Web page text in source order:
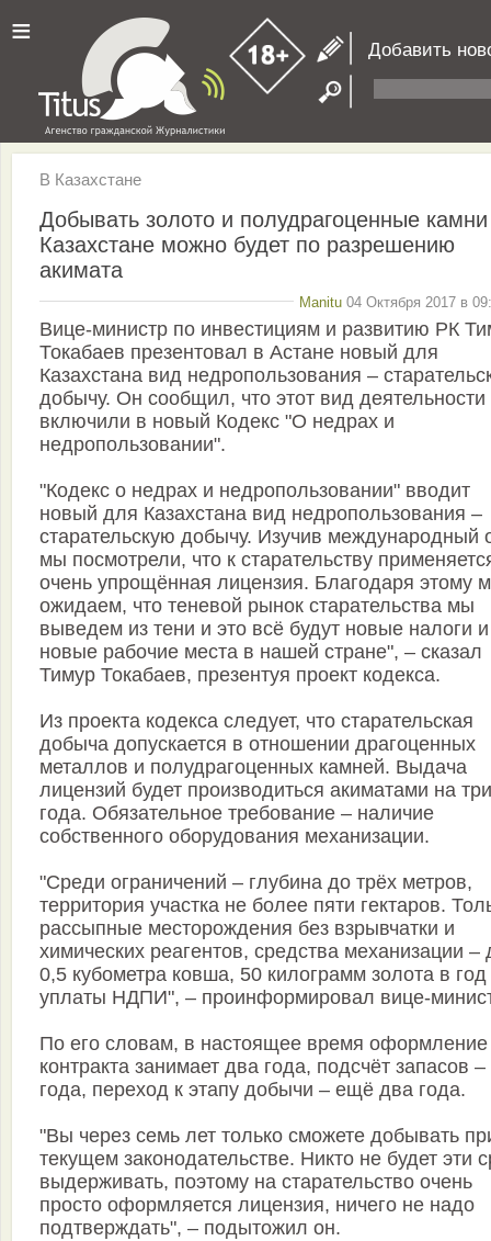
≡ Добавить
В Казахстане
Добывать золото и полудрагоценные
Казахстане можно будет по разрешению
акимата
Manitu 04 Октября 2017 в
Вице-министр по инвестициям и развитию РК
Токабаев презентовал в Астане новый для
Казахстана вид недропользования –
добычу. Он сообщил, что этот вид деятельности
включили в новый Кодекс "О недрах и
недропользовании".
"Кодекс о недрах и недропользовании" вводит
новый для Казахстана вид недропользования –
старательскую добычу. Изучив международный
мы посмотрели, что к старательству
очень упрощённая лицензия. Благодаря этому
ожидаем, что теневой рынок старательства мы
выведем из тени и это всё будут новые налоги и
новые рабочие места в нашей стране", – сказал
Тимур Токабаев, презентуя проект кодекса.
Из проекта кодекса следует, что старательская
добыча допускается в отношении драгоценных
металлов и полудрагоценных камней. Выдача
лицензий будет производиться акиматами на три
года. Обязательное требование – наличие
собственного оборудования механизации.
"Среди ограничений – глубина до трёх метров,
территория участка не более пяти гектаров.
рассыпные месторождения без взрывчатки и
химических реагентов, средства механизации –
0,5 кубометра ковша, 50 килограмм золота в год
уплаты НДПИ", – проинформировал вице-
По его словам, в настоящее время оформление
контракта занимает два года, подсчёт запасов –
года, переход к этапу добычи – ещё два года.
"Вы через семь лет только сможете добывать
текущем законодательстве. Никто не будет эти
выдерживать, поэтому на старательство очень
просто оформляется лицензия, ничего не надо
подтверждать", – подытожил он.